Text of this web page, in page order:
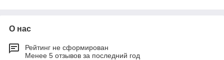
О нас
Рейтинг не сформирован
Менее 5 отзывов за последний год